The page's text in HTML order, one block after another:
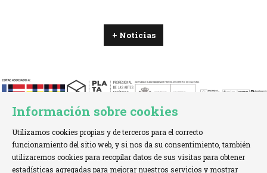
+ Noticias
Información sobre cookies
Utilizamos cookies propias y de terceros para el correcto
funcionamiento del sitio web, y si nos da su consentimiento, también
utilizaremos cookies para recopilar datos de sus visitas para obtener
estadísticas agregadas para mejorar nuestros servicios y mostrar